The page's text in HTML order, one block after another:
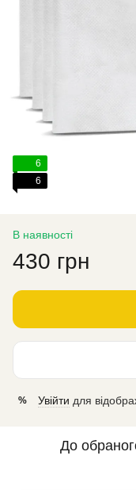
6
6
В наявності
430 грн
% Увійти для
До